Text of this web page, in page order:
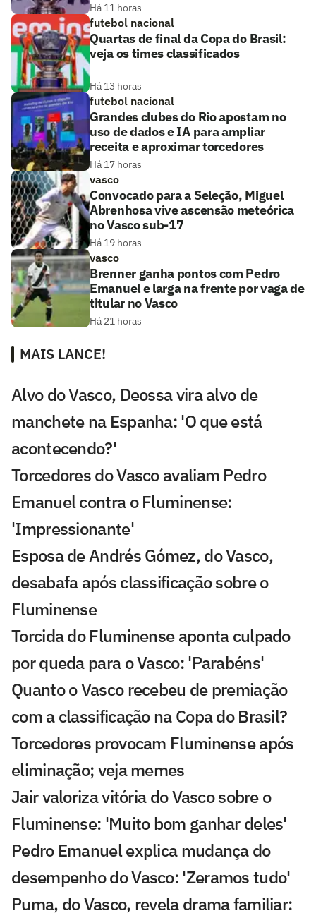
Há 11 horas
futebol nacional
Quartas de final da Copa do Brasil:
veja os times classificados
Há 13 horas
futebol nacional
Grandes clubes do Rio apostam no
uso de dados e IA para ampliar
receita e aproximar torcedores
Há 17 horas
vasco
Convocado para a Seleção, Miguel
Abrenhosa vive ascensão meteórica
no Vasco sub-17
Há 19 horas
vasco
Brenner ganha pontos com Pedro
Emanuel e larga na frente por vaga de
titular no Vasco
Há 21 horas
MAIS LANCE!
Alvo do Vasco, Deossa vira alvo de
manchete na Espanha: 'O que está
acontecendo?'
Torcedores do Vasco avaliam Pedro
Emanuel contra o Fluminense:
'Impressionante'
Esposa de Andrés Gómez, do Vasco,
desabafa após classificação sobre o
Fluminense
Torcida do Fluminense aponta culpado
por queda para o Vasco: 'Parabéns'
Quanto o Vasco recebeu de premiação
com a classificação na Copa do Brasil?
Torcedores provocam Fluminense após
eliminação; veja memes
Jair valoriza vitória do Vasco sobre o
Fluminense: 'Muito bom ganhar deles'
Pedro Emanuel explica mudança do
desempenho do Vasco: 'Zeramos tudo'
Puma, do Vasco, revela drama familiar: